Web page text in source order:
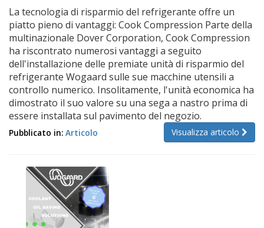
La tecnologia di risparmio del refrigerante offre un
piatto pieno di vantaggi: Cook Compression Parte della
multinazionale Dover Corporation, Cook Compression
ha riscontrato numerosi vantaggi a seguito
dell'installazione delle premiate unità di risparmio del
refrigerante Wogaard sulle sue macchine utensili a
controllo numerico. Insolitamente, l'unità economica ha
dimostrato il suo valore su una sega a nastro prima di
essere installata sul pavimento del negozio.
Visualizza articolo
Pubblicato in: Articolo